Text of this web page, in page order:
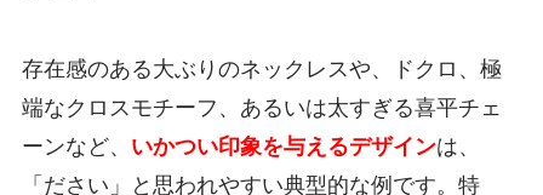
存在感のある大ぶりのネックレスや、ドクロ、極
端なクロスモチーフ、あるいは太すぎる喜平チェ
ーンなど、 いかつい印象を与えるデザインは、
「ださい」と思われやすい典型的な例です。特